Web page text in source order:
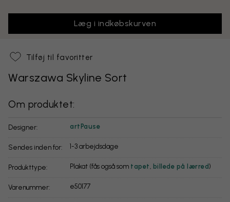
Læg i indkøbskurven
Tilføj til favoritter
Warszawa Skyline Sort
Om produktet:
Designer: artPause
Sendes inden for: 1-3 arbejdsdage
Produkttype: Plakat (fås også som tapet billede på lærred)
Varenummer: e50177